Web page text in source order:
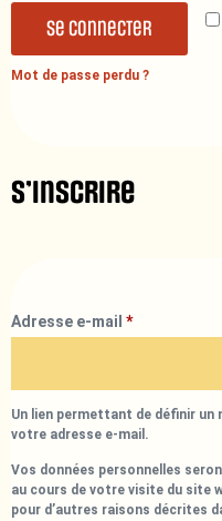
Se connecter
Mot de passe perdu ?
S’inscrire
Adresse e-mail *
Un lien permettant de définir un
votre adresse e-mail.
Vos données personnelles
au cours de votre visite du site
pour d’autres raisons décrites